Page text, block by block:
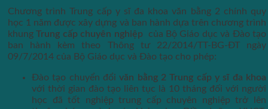
Chương trình Trung cấp y sĩ đa khoa văn bằng 2 chính quy
học 1 năm được xây dựng và ban hành dựa trên chương trình
khungTrung cấp chuyên nghiệp
của Bộ Giáo dục và Đào tạo
ban hành kèm theo Thông tư 22/2014/TT-BG-ĐT ngày
09/7/2014 của Bộ Giáo dục và Đào tạo cho phép:
Đào tạo chuyển đổivăn bằng 2 Trung cấp y sĩ đa khoa
với thời gian đào tạo liên tục là 10 tháng đối với người
học đã tốt nghiệp trung cấp chuyên nghiệp trở lên